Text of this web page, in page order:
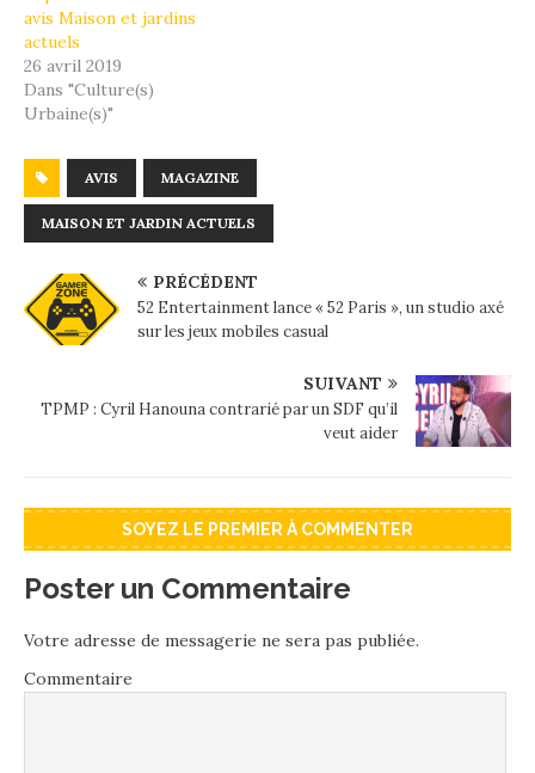
avis Maison et jardins
actuels
26 avril 2019
Dans "Culture(s)
Urbaine(s)"
AVIS MAGAZINE
MAISON ET JARDIN ACTUELS
PRÉCÉDENT
52 Entertainment lance « 52 Paris », un studio axé
sur les jeux mobiles casual
SUIVANT
TPMP : Cyril Hanouna contrarié par un SDF qu’il
veut aider
SOYEZ LE PREMIER À COMMENTER
Poster un Commentaire
Votre adresse de messagerie ne sera pas publiée.
Commentaire